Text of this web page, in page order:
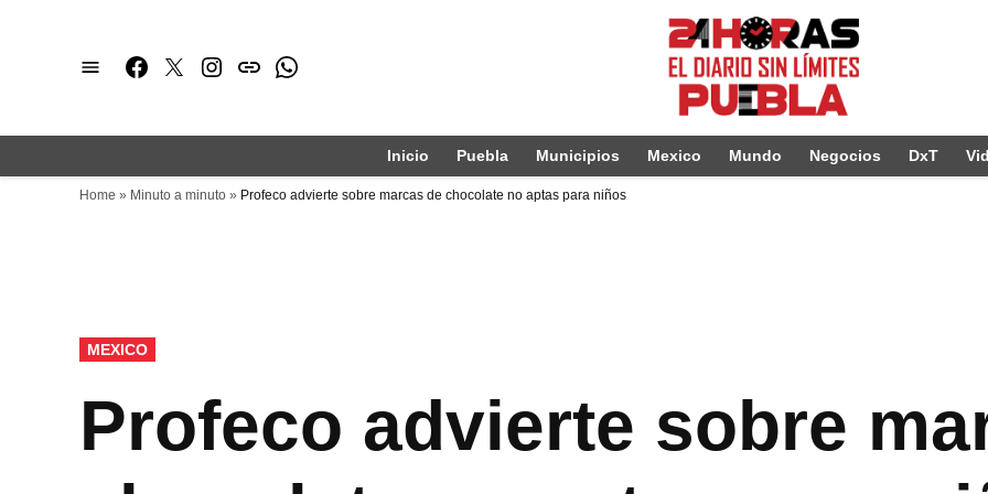
Facebook
TwitterInstagram
issuuWhatsapp
Inicio Puebla Municipios Mexico Mundo Negocios DxT
Home » Minuto a minuto » Profeco advierte sobre marcas de chocolate no aptas para niños
PUBLICADO
EN
MEXICO
Profeco advierte sobre